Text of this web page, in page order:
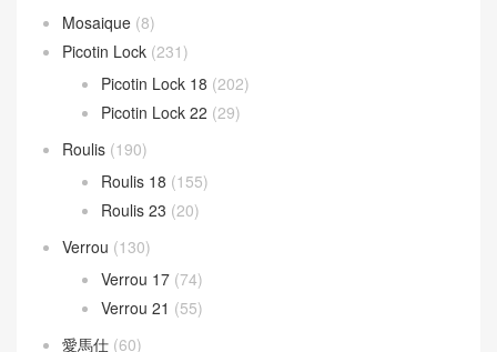
Mosaique (8)
Picotin Lock (231)
Picotin Lock 18 (202)
Picotin Lock 22 (29)
Roulis (190)
Roulis 18 (155)
Roulis 23 (20)
Verrou (130)
Verrou 17 (74)
Verrou 21 (55)
愛馬仕 (60)